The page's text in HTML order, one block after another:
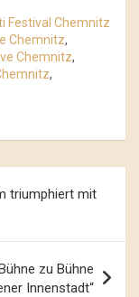
Festival Chemnitz
Chemnitz,
Chemnitz,
,
triumphiert mit
zu Bühne
Innenstadt“